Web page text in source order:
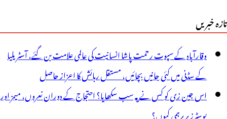
رہا
ہے
:ویڈیو
تازہ خبریں
وقارآباد کے سپوت رحمت پاشا انسانیت کی عالمی علامت بن گئے، آسٹریلیا
کے سڈنی میں کئی جانیں بچائیں، مستقل رہائش کا اعزاز حاصل
اس جین زی کو کس نے یہ سب سکھایا؟ احتجاج کے دوران نعروں، میمز اور
پوسٹرز پر برہمی کیوں؟